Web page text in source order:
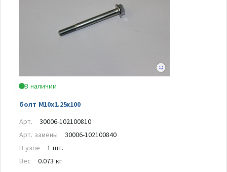
В наличии
болт M10x1.25x100
Арт.
30006-102100810
Арт. замены
30006-102100840
В узле
1 шт.
Вес
0.073 кг